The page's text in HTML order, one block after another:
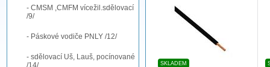
- CMSM ,CMFM vícežil.sdělovací
/9/
- Páskové vodiče PNLY /12/
- sdělovací Uš, Lauš, pocínované
/14/
SKLADEM